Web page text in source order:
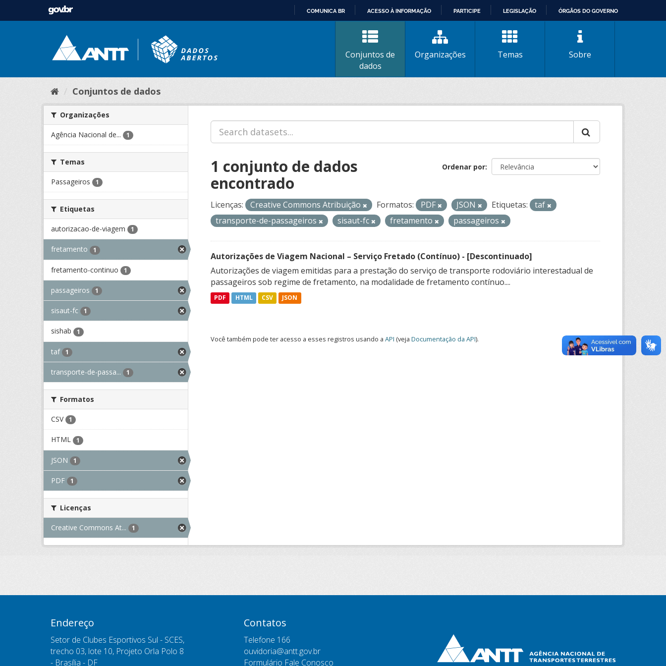
CONTEÚDO
COMUNICA BR ACESSO À INFORMAÇÃO PARTICIPE LEGISLAÇÃO ÓRGÃOS DO GOVERNO
Conjuntos de
dados
Organizações Temas Sobre
Conjuntos de dados
Organizações
Agência Nacional de... 1
Temas
Passageiros 1
Etiquetas
autorizacao-de-viagem 1
fretamento 1
fretamento-continuo 1
passageiros 1
sisaut-fc 1
sishab 1
taf 1
transporte-de-passa... 1
Formatos
CSV 1
HTML 1
JSON 1
PDF 1
Licenças
Creative Commons At... 1
Ordenar por
1 conjunto de dados
encontrado
Licenças: Creative Commons Atribuição Formatos: PDF JSON Etiquetas:
taf
transporte-de-passageiros
sisaut-fc fretamento passageiros
Autorizações de Viagem Nacional – Serviço Fretado (Contínuo) - [Descontinuado]
Autorizações de viagem emitidas para a prestação do serviço de transporte rodoviário interestadual de
passageiros sob regime de fretamento, na modalidade de fretamento contínuo....
PDF HTML CSV JSON
Você também pode ter acesso a esses registros usando a API (veja Documentação da API).
Endereço
Setor de Clubes Esportivos Sul - SCES,
trecho 03, lote 10, Projeto Orla Polo 8
- Brasília - DF
Contatos
Telefone 166
ouvidoria@antt.gov.br
Formulário Fale Conosco